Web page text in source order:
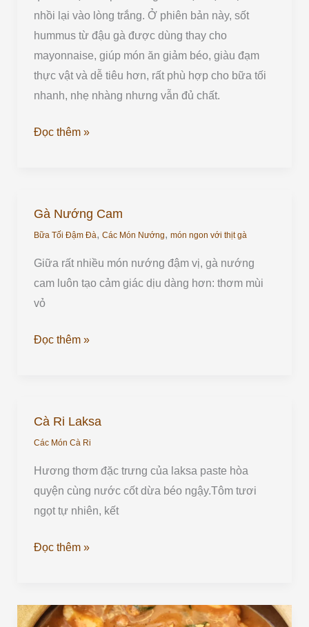
nhồi lại vào lòng trắng. Ở phiên bản này, sốt
hummus từ đậu gà được dùng thay cho
mayonnaise, giúp món ăn giảm béo, giàu đạm
thực vật và dễ tiêu hơn, rất phù hợp cho bữa tối
nhanh, nhẹ nhàng nhưng vẫn đủ chất.
Đọc thêm »
Gà Nướng Cam
Bữa Tối Đậm Đà, Các Món Nướng, món ngon với thịt gà
Giữa rất nhiều món nướng đậm vị, gà nướng
cam luôn tạo cảm giác dịu dàng hơn: thơm mùi
vỏ
Gà
Nướng
Đọc thêm »
Cà Ri Laksa
Các Món Cà Ri
Hương thơm đặc trưng của laksa paste hòa
quyện cùng nước cốt dừa béo ngậy.Tôm tươi
ngọt tự nhiên, kết
Cà
Ri
Đọc thêm »
Cà